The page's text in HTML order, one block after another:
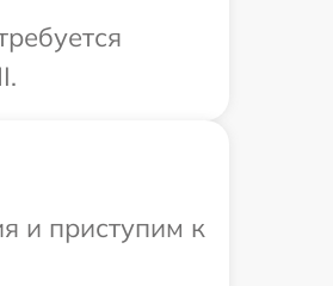
и приступим к